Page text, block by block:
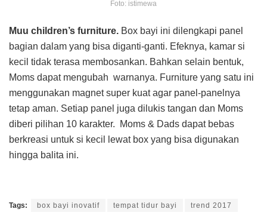
Foto: istimewa
Muu children’s furniture. Box bayi ini dilengkapi panel
bagian dalam yang bisa diganti-ganti. Efeknya, kamar si
kecil tidak terasa membosankan. Bahkan selain bentuk,
Moms dapat mengubah warnanya. Furniture yang satu ini
menggunakan magnet super kuat agar panel-panelnya
tetap aman. Setiap panel juga dilukis tangan dan Moms
diberi pilihan 10 karakter. Moms & Dads dapat bebas
berkreasi untuk si kecil lewat box yang bisa digunakan
hingga balita ini.
Tags: box bayi inovatif tempat tidur bayi trend 2017